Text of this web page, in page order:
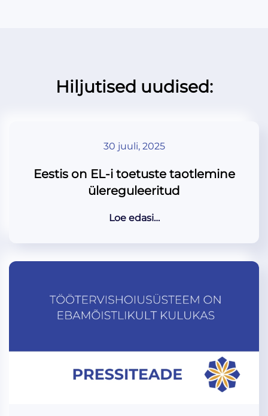
Hiljutised uudised:
30 juuli, 2025
Eestis on EL-i toetuste taotlemine
ülereguleeritud
Loe edasi…